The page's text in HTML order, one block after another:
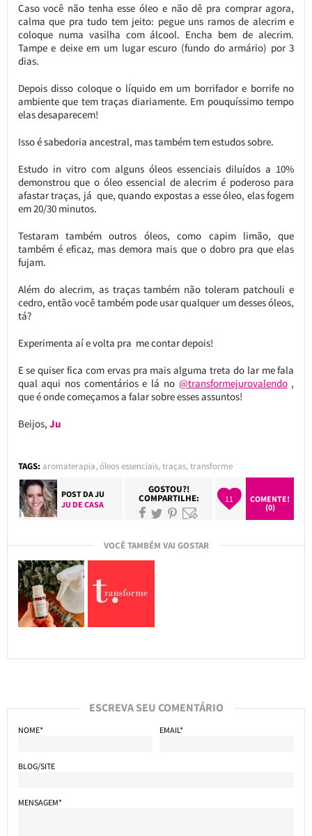
Caso você não tenha esse óleo e não dê pra comprar agora,
calma que pra tudo tem jeito: pegue uns ramos de alecrim e
coloque numa vasilha com álcool. Encha bem de alecrim.
Tampe e deixe em um lugar escuro (fundo do armário) por 3
dias.
Depois disso coloque o líquido em um borrifador e borrife no
ambiente que tem traças diariamente. Em pouquíssimo tempo
elas desaparecem!
Isso é sabedoria ancestral, mas também tem estudos sobre.
Estudo in vitro com alguns óleos essenciais diluídos a 10%
demonstrou que o óleo essencial de alecrim é poderoso para
afastar traças, já que, quando expostas a esse óleo, elas fogem
em 20/30 minutos.
Testaram também outros óleos, como capim limão, que
também é eficaz, mas demora mais que o dobro pra que elas
fujam.
Além do alecrim, as traças também não toleram patchouli e
cedro, então você também pode usar qualquer um desses óleos,
tá?
Experimenta aí e volta pra me contar depois!
E se quiser fica com ervas pra mais alguma treta do lar me fala
qual aqui nos comentários e lá no @transformejurovalendo,
que é onde começamos a falar sobre esses assuntos!
Beijos, Ju
TAGS: aromaterapia,óleos essenciais,traças,transforme
POST DAJU
JU DE CASA
GOSTOU?!
COMPARTILHE: 11
COMENTE!
(0)
VOCÊ TAMBÉM VAI GOSTAR
ESCREVA SEU COMENTÁRIO
NOME* EMAIL*
BLOG/SITE
MENSAGEM*